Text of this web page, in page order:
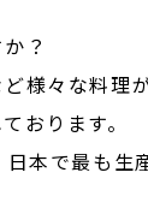
？
様々な料理が
おります。
本で最も生